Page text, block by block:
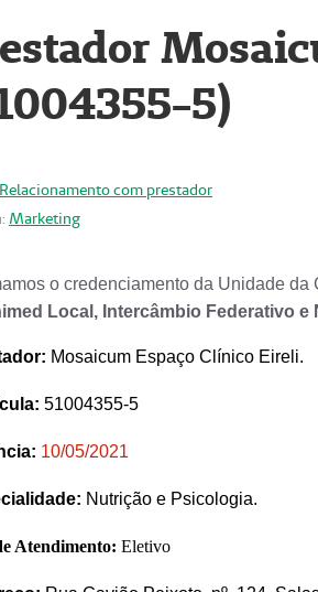
5)
Relacionamento com prestador
Marketing
o credenciamento da Unidade
Local, Intercâmbio Federativo e
: Mosaicum Espaço Clínico Eireli.
51004355-5
10/05/2021
Nutrição e Psicologia.
Atendimento: Eletivo